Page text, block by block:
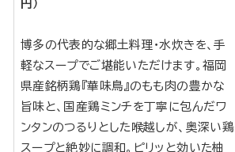
円）
博多の代表的な郷土料理・水炊きを、手
軽なスープでご堪能いただけます。福岡
県産銘柄鶏『華味鳥』のもも肉の豊かな
旨味と、国産鶏ミンチを丁寧に包んだワ
ンタンのつるりとした喉越しが、奥深い鶏
スープと絶妙に調和。ピリッと効いた柚